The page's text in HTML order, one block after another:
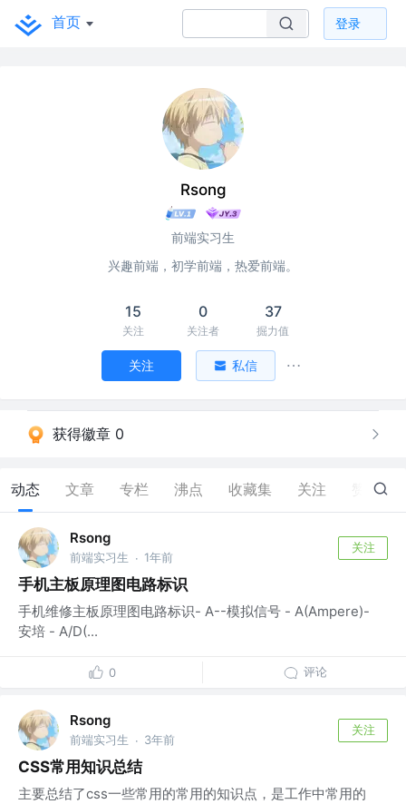
首页 登录
Rsong
前端实习生
兴趣前端，初学前端，热爱前端。
15
关注
0
关注者
37
掘力值
关注 私信
获得徽章 0
动态 文章 专栏 沸点 收藏集 关注 53
Rsong
前端实习生 · 1年前
关注
手机主板原理图电路标识
手机维修主板原理图电路标识- A--模拟信号 - A(Ampere)-
安培 - A/D(...
0 评论
Rsong
前端实习生 · 3年前
关注
CSS常用知识总结
主要总结了css一些常用的常用的知识点，是工作中常用的